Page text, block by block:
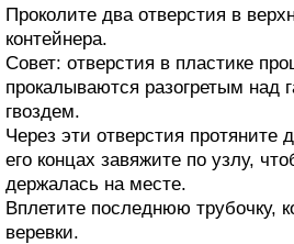
Проколите два отверстия в
контейнера.
Совет: отверстия в пластике
прокалываются разогретым над
гвоздем.
Через эти отверстия протяните
его концах завяжите по узлу,
держалась на месте.
Вплетите последнюю трубочку,
веревки.